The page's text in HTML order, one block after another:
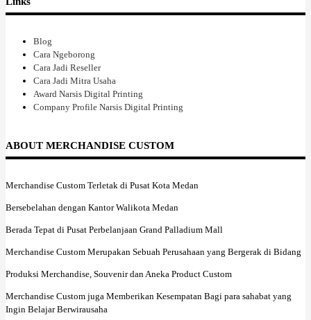
Blog
Cara Ngeborong
Cara Jadi Reseller
Cara Jadi Mitra Usaha
Award Narsis Digital Printing
Company Profile Narsis Digital Printing
ABOUT MERCHANDISE CUSTOM
Merchandise Custom Terletak di Pusat Kota Medan
Bersebelahan dengan Kantor Walikota Medan
Berada Tepat di Pusat Perbelanjaan Grand Palladium Mall
Merchandise Custom Merupakan Sebuah Perusahaan yang Bergerak di Bidang
Produksi Merchandise, Souvenir dan Aneka Product Custom
Merchandise Custom juga Memberikan Kesempatan Bagi para sahabat yang
Ingin Belajar Berwirausaha